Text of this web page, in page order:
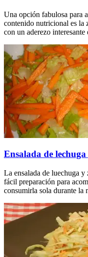
Una opción fabulosa para
contenido nutricional es la
con un aderezo interesante
Ensalada de
La ensalada de luechuga y
fácil preparación para
consumirla sola durante la